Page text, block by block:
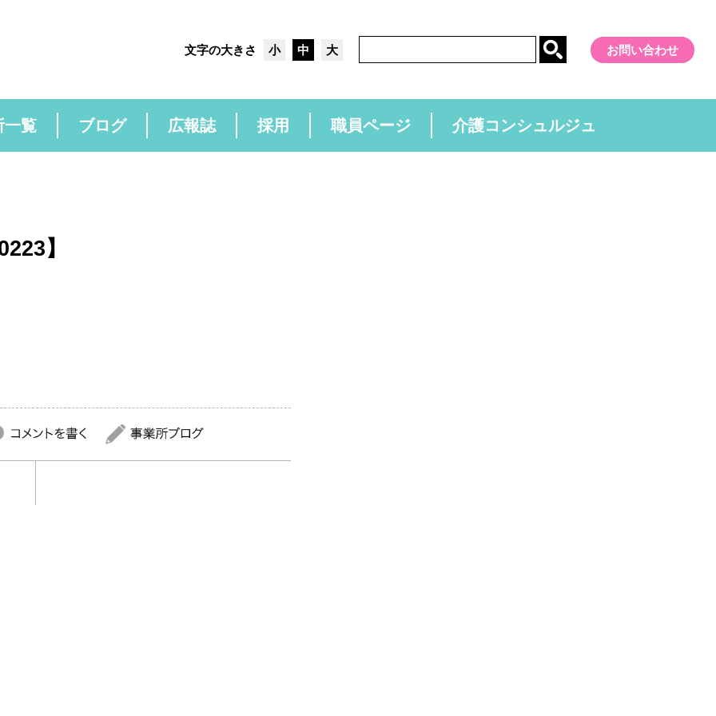
文字の大きさ 小 中 大 お問い合わせ
一覧 ブログ 広報誌 採用 職員ページ 介護コンシュルジュ
】